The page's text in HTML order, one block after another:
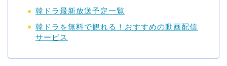
韓ドラ最新放送予定一覧
韓ドラを無料で観れる！おすすめの動画配信
サービス